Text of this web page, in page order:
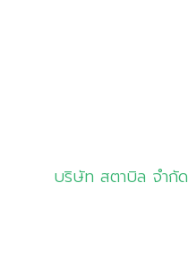
บริษัท สตาบิล จำกัด